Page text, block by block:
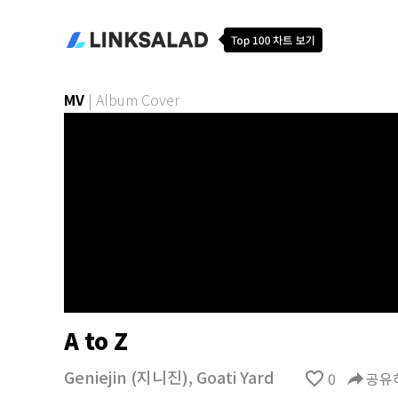
MV | Album Cover
A to Z
Geniejin (지니진), Goati Yard favorite_border 0 reply공유